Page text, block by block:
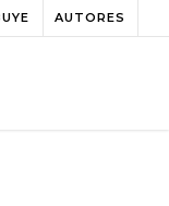
AUTORES